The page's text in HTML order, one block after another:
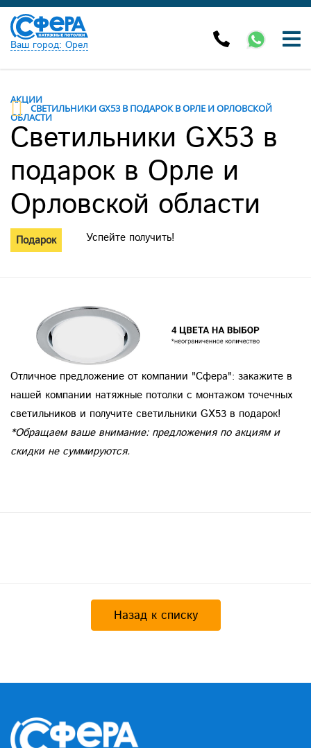
Ваш город: Орел
АКЦИИ
СВЕТИЛЬНИКИ GX53 В ПОДАРОК В ОРЛЕ И ОРЛОВСКОЙ
ОБЛАСТИ
Светильники GX53 в
подарок в Орле и
Орловской области
Подарок Успейте получить!
Отличное предложение от компании "Сфера": закажите в
нашей компании натяжные потолки с монтажом точечных
светильников и получите светильники GX53 в подарок!
*Обращаем ваше внимание: предложения по акциям и
скидки не суммируются.
Назад к списку